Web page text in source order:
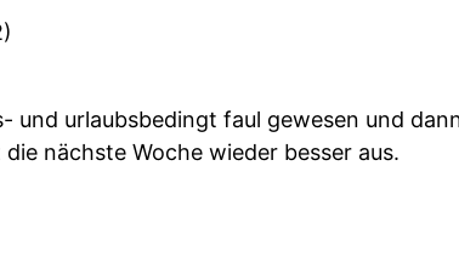
und urlaubsbedingt faul gewesen und
nächste Woche wieder besser aus.